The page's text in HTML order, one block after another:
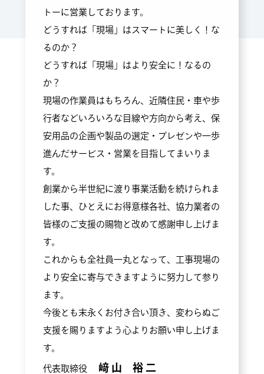
トーに営業しております。
どうすれば「現場」はスマートに美しく！な
るのか？
どうすれば「現場」はより安全に！なるの
か？
現場の作業員はもちろん、近隣住民・車や歩
行者などいろいろな目線や方向から考え、保
安用品の企画や製品の選定・プレゼンや一歩
進んだサービス・営業を目指してまいりま
す。
創業から半世紀に渡り事業活動を続けられま
した事、ひとえにお得意様各社、協力業者の
皆様のご支援の賜物と改めて感謝申し上げま
す。
これからも全社員一丸となって、工事現場の
より安全に寄与できますように努力して参り
ます。
今後とも末永くお付き合い頂き、変わらぬご
支援を賜りますよう心よりお願い申し上げま
す。
代表取締役 﨑 山 裕 二